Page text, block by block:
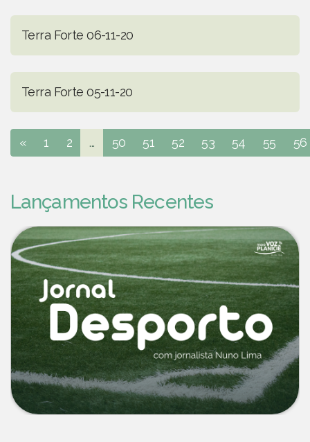
Terra Forte 06-11-20
Terra Forte 05-11-20
« 1 2 ... 50 51 52 53 54 55 56
Lançamentos Recentes